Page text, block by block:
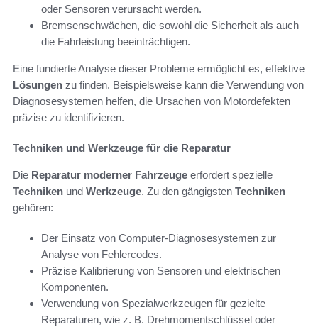
oder Sensoren verursacht werden.
Bremsenschwächen, die sowohl die Sicherheit als auch
die Fahrleistung beeinträchtigen.
Eine fundierte Analyse dieser Probleme ermöglicht es, effektive
Lösungen zu finden. Beispielsweise kann die Verwendung von
Diagnosesystemen helfen, die Ursachen von Motordefekten
präzise zu identifizieren.
Techniken und Werkzeuge für die Reparatur
Die Reparatur moderner Fahrzeuge erfordert spezielle
Techniken und Werkzeuge. Zu den gängigsten Techniken
gehören:
Der Einsatz von Computer-Diagnosesystemen zur
Analyse von Fehlercodes.
Präzise Kalibrierung von Sensoren und elektrischen
Komponenten.
Verwendung von Spezialwerkzeugen für gezielte
Reparaturen, wie z. B. Drehmomentschlüssel oder